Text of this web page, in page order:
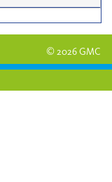
© 2026 GMC